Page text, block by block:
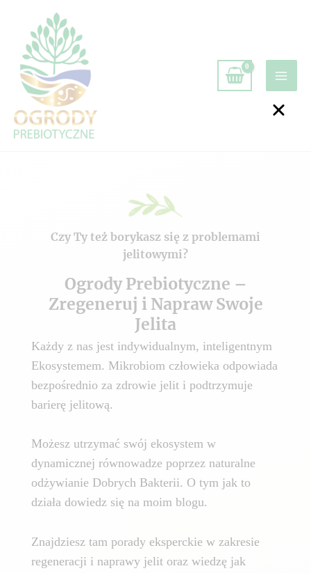
Czy Ty też borykasz się z problemami
jelitowymi?
Ogrody Prebiotyczne –
Zregeneruj i Napraw Swoje
Jelita
Każdy z nas jest indywidualnym, inteligentnym
Ekosystemem. Mikrobiom człowieka odpowiada
bezpośrednio za zdrowie jelit i podtrzymuje
barierę jelitową.
Możesz utrzymać swój ekosystem w
dynamicznej równowadze poprzez naturalne
odżywianie Dobrych Bakterii. O tym jak to
działa dowiedz się na moim blogu.
Znajdziesz tam porady eksperckie w zakresie
regeneracji i naprawy jelit oraz wiedzę jak